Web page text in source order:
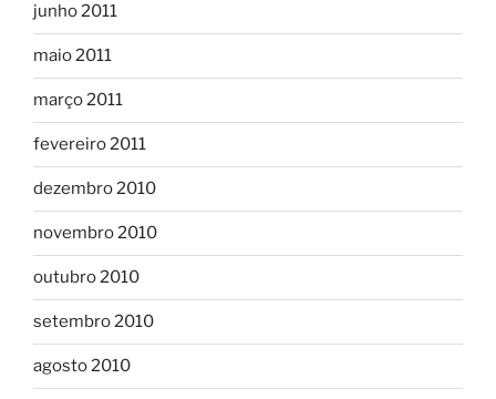
junho 2011
maio 2011
março 2011
fevereiro 2011
dezembro 2010
novembro 2010
outubro 2010
setembro 2010
agosto 2010